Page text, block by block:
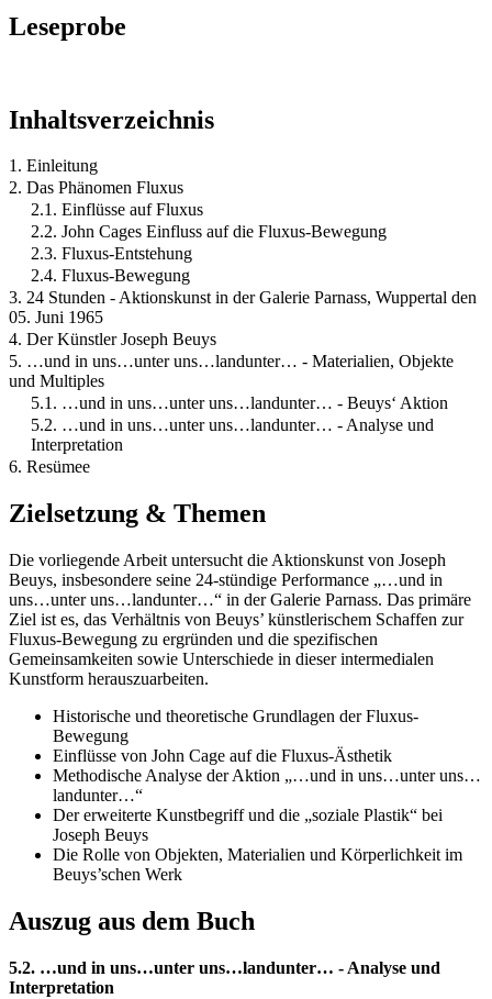
Leseprobe
Inhaltsverzeichnis
1. Einleitung
2. Das Phänomen Fluxus
2.1. Einflüsse auf Fluxus
2.2. John Cages Einfluss auf die Fluxus-Bewegung
2.3. Fluxus-Entstehung
2.4. Fluxus-Bewegung
3. 24 Stunden - Aktionskunst in der Galerie Parnass, Wuppertal den
05. Juni 1965
4. Der Künstler Joseph Beuys
5. …und in uns…unter uns…landunter… - Materialien, Objekte
und Multiples
5.1. …und in uns…unter uns…landunter… - Beuys‘ Aktion
5.2. …und in uns…unter uns…landunter… - Analyse und
Interpretation
6. Resümee
Zielsetzung & Themen
Die vorliegende Arbeit untersucht die Aktionskunst von Joseph
Beuys, insbesondere seine 24-stündige Performance „…und in
uns…unter uns…landunter…“ in der Galerie Parnass. Das primäre
Ziel ist es, das Verhältnis von Beuys’ künstlerischem Schaffen zur
Fluxus-Bewegung zu ergründen und die spezifischen
Gemeinsamkeiten sowie Unterschiede in dieser intermedialen
Kunstform herauszuarbeiten.
Historische und theoretische Grundlagen der Fluxus-
Bewegung
Einflüsse von John Cage auf die Fluxus-Ästhetik
Methodische Analyse der Aktion „…und in uns…unter uns…
landunter…“
Der erweiterte Kunstbegriff und die „soziale Plastik“ bei
Joseph Beuys
Die Rolle von Objekten, Materialien und Körperlichkeit im
Beuys’schen Werk
Auszug aus dem Buch
5.2. …und in uns…unter uns…landunter… - Analyse und
Interpretation